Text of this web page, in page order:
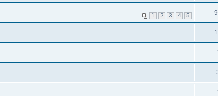
1 2 3 4 5
1
1